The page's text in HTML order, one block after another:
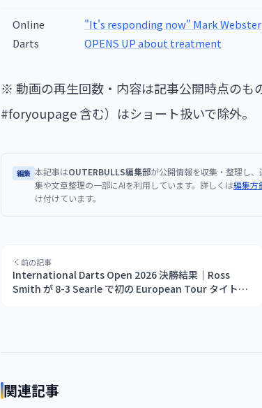
Online
Darts
"It's responding now" Mark Webster
OPENS UP about treatment
※ 動画の再生回数・内容は記事公開時点のも
#foryoupage 含む）はショート扱いで除外。
編集 本記事はOUTERBULLS編集部が公開情報を収集・整理し
集や文章整理の一部にAIを利用しています。詳しくは編集方
け付けています。
前の記事
International Darts Open 2026 決勝結果｜Ross
Smith が 8-3 Searle で初の European Tour タイトル
関連記事